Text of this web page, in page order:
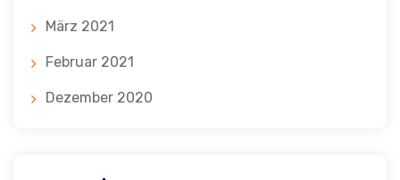
März 2021
Februar 2021
Dezember 2020